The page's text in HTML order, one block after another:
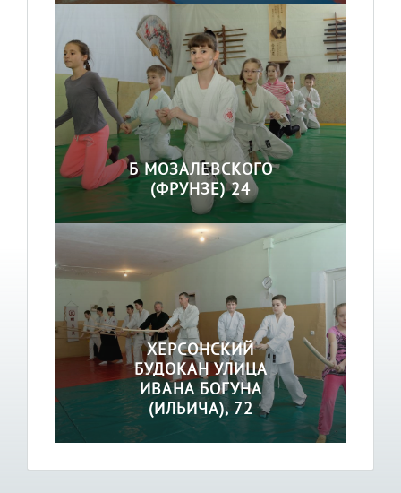
Б МОЗАЛЕВСКОГО
(ФРУНЗЕ) 24
ХЕРСОНСКИЙ
БУДОКАН УЛИЦА
ИВАНА БОГУНА
(ИЛЬИЧА), 72